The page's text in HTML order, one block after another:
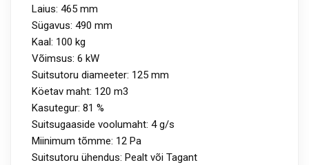
Laius: 465 mm
Sügavus: 490 mm
Kaal: 100 kg
Võimsus: 6 kW
Suitsutoru diameeter: 125 mm
Köetav maht: 120 m3
Kasutegur: 81 %
Suitsugaaside voolumaht: 4 g/s
Miinimum tõmme: 12 Pa
Suitsutoru ühendus: Pealt või Tagant